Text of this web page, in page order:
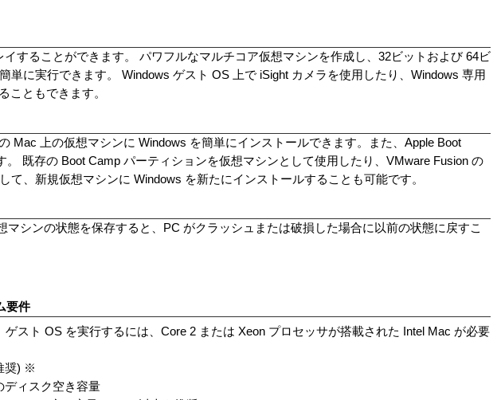
することができます。 パワフルなマルチコア仮想マシンを作成し、32ビットおよび 64ビ
単に実行できます。 Windows ゲスト OS 上で iSight カメラを使用したり、Windows 専用
こともできます。
Mac 上の仮想マシンに Windows を簡単にインストールできます。また、Apple Boot
。 既存の Boot Camp パーティションを仮想マシンとして使用したり、VMware Fusion の
て、新規仮想マシンに Windows を新たにインストールすることも可能です。
マシンの状態を保存すると、PC がクラッシュまたは破損した場合に以前の状態に戻すこ
要件
ゲスト OS を実行するには、Core 2 または Xeon プロセッサが搭載された Intel Mac が必要
奨) ※
ディスク空き容量